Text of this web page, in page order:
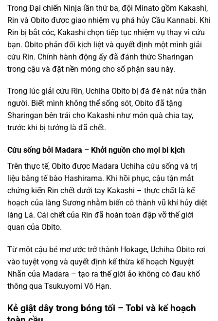
Trong Đại chiến Ninja lần thứ ba, đội Minato gồm Kakashi,
Rin và Obito được giao nhiệm vụ phá hủy Cầu Kannabi. Khi
Rin bị bắt cóc, Kakashi chọn tiếp tục nhiệm vụ thay vì cứu
bạn. Obito phản đối kịch liệt và quyết định một mình giải
cứu Rin. Chính hành động ấy đã đánh thức Sharingan
trong cậu và đặt nền móng cho số phận sau này.
Trong lúc giải cứu Rin, Uchiha Obito bị đá đè nát nửa thân
người. Biết mình không thể sống sót, Obito đã tặng
Sharingan bên trái cho Kakashi như món quà chia tay,
trước khi bị tưởng là đã chết.
Cứu sống bởi Madara – Khởi nguồn cho mọi bi kịch
Trên thực tế, Obito được Madara Uchiha cứu sống và trị
liệu bằng tế bào Hashirama. Khi hồi phục, cậu tận mắt
chứng kiến Rin chết dưới tay Kakashi – thực chất là kế
hoạch của làng Sương nhằm biến cô thành vũ khí hủy diệt
làng Lá. Cái chết của Rin đã hoàn toàn đập vỡ thế giới
quan của Obito.
Từ một cậu bé mơ ước trở thành Hokage, Uchiha Obito rơi
vào tuyệt vọng và quyết định kế thừa kế hoạch Nguyệt
Nhãn của Madara – tạo ra thế giới ảo không có đau khổ
thông qua Tsukuyomi Vô Hạn.
Kẻ giật dây trong bóng tối – Tobi và kế hoạch